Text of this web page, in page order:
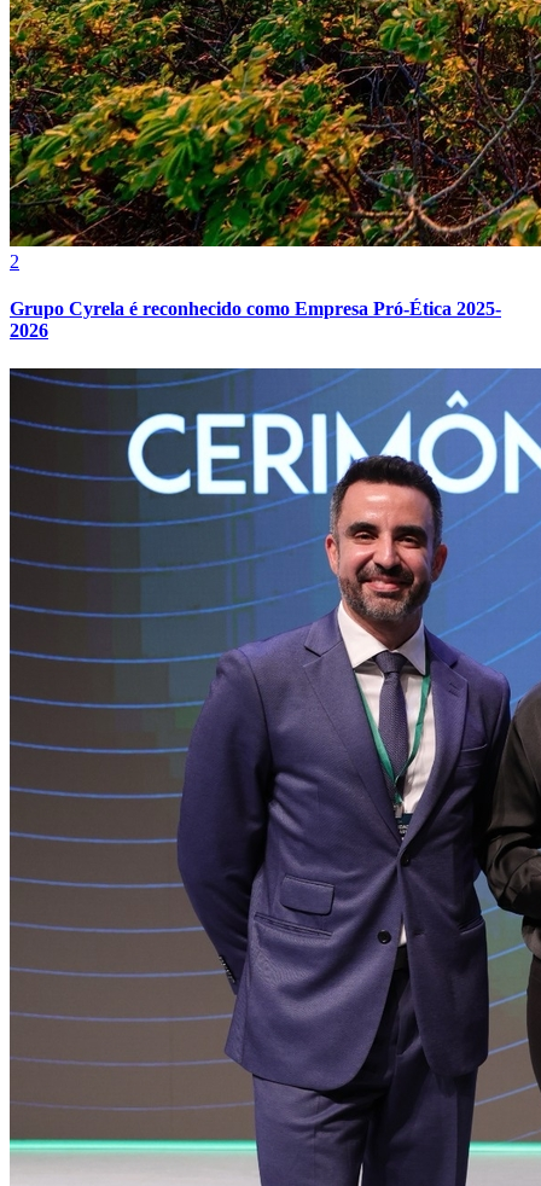
Botafogo
Grêmio
2
Grupo Cyrela é reconhecido como Empresa Pró-Ética 2025-
2026